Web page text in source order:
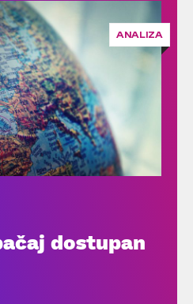
ANALIZA
dostupan